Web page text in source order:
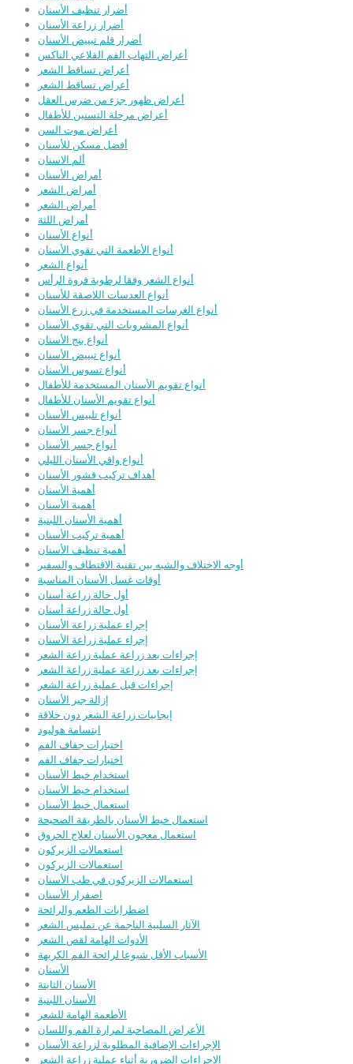
أضرار تنظيف الأسنان
أضرار زراعة الأسنان
أضرار قلم تبييض الأسنان
أعراض التهاب الفم القلاعي الناكس
أعراض تساقط الشعر
أعراض تساقط الشعر
أعراض ظهور جزء من ضرس العقل
أعراض مرحلة التسنين للأطفال
أعراض موت السن
أفضل مسكن للأسنان
ألم الاسنان
أمراض الأسنان
أمراض الشعر
أمراض الشعر
أمراض اللثة
أنواع الأسنان
أنواع الأطعمة التي تقوي الأسنان
أنواع الشعر
أنواع الشعر وفقا لرطوبة فروة الرأس
أنواع العدسات اللاصقة للأسنان
أنواع الغرسات المستخدمة في زرع الأسنان
أنواع المشروبات التي تقوي الأسنان
أنواع بنج الأسنان
أنواع تبييض الأسنان
أنواع تسوس الأسنان
أنواع تقويم الأسنان المستخدمة للأطفال
أنواع تقويم الأسنان للأطفال
أنواع تلبيس الأسنان
أنواع جسر الأسنان
أنواع جسر الأسنان
أنواع واقي الأسنان الليلي
أهداف تركيب قشور الأسنان
أهمية الأسنان
أهمية الأسنان
أهمية الأسنان اللبنية
أهمية تركيب الأسنان
أهمية تنظيف الأسنان
أوجه الاختلاف والشبه بين تقنية الاقتطاف والسفير
أوقات غسل الأسنان المناسبة
أول حالة زراعة أسنان
أول حالة زراعة أسنان
إجراء عملية زراعة الأسنان
إجراء عملية زراعة الأسنان
إجراءات بعد زراعة عملية زراعة الشعر
إجراءات بعد زراعة عملية زراعة الشعر
إجراءات قبل عملية زراعة الشعر
إزالة جير الأسنان
إيجابيات زراعة الشعر دون حلاقة
ابتسامة هوليود
اختبارات جفاف الفم
اختبارات جفاف الفم
استخدام خيط الأسنان
استخدام خيط الأسنان
استعمال خيط الأسنان
استعمال خيط الأسنان بالطريقة الصحيحة
استعمال معجون الأسنان لعلاج الحروق
استعمالات الزيركون
استعمالات الزيركون
استعمالات الزيركون في طب الأسنان
اصفرار الأسنان
اضطرابات الطعم والرائحة
الآثار السلبية الناجمة عن تمليس الشعر
الأدوات الهامة لقص الشعر
الأسباب الأقل شيوعا لرائحة الفم الكريهة
الأسنان
الأسنان الثابتة
الأسنان اللبنية
الأطعمة الهامة للشعر
الأعراض المصاحبة لمرارة الفم واللسان
الإجراءات الإضافية المطلوبة لزراعة الأسنان
الإجراءات الضرورية أثناء عملية زراعة الشعر